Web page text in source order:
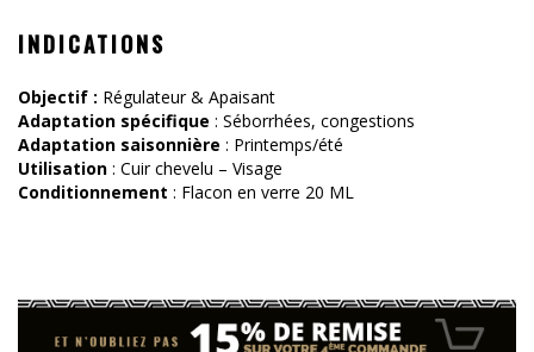
INDICATIONS
Objectif : Régulateur & Apaisant
Adaptation spécifique : Séborrhées, congestions
Adaptation saisonnière : Printemps/été
Utilisation : Cuir chevelu – Visage
Conditionnement : Flacon en verre 20 ML